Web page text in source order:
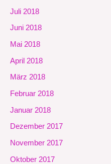
Juli 2018
Juni 2018
Mai 2018
April 2018
März 2018
Februar 2018
Januar 2018
Dezember 2017
November 2017
Oktober 2017